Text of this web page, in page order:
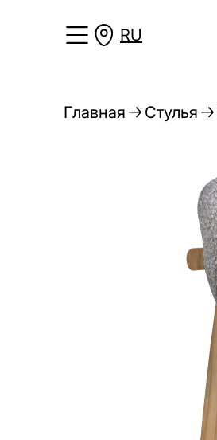
RU
Главная Стулья